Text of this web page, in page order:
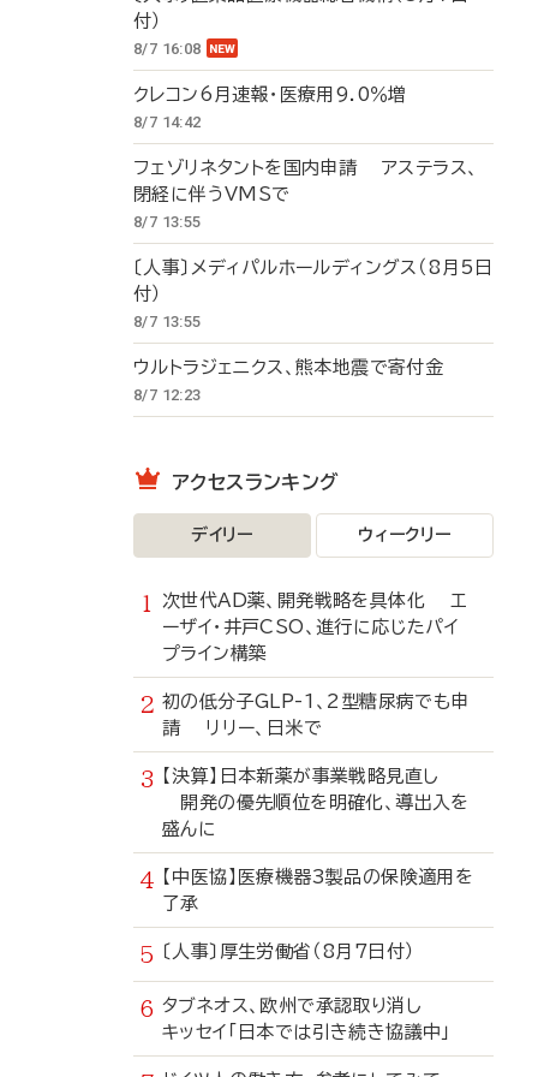
付）
8/7 16:08
クレコン6月速報・医療用9.0％増
8/7 14:42
フェゾリネタントを国内申請 アステラス、
閉経に伴うVMSで
8/7 13:55
〔人事〕メディパルホールディングス（8月5日
付）
8/7 13:55
ウルトラジェニクス、熊本地震で寄付金
8/7 12:23
アクセスランキング
デイリー ウィークリー
次世代AD薬、開発戦略を具体化 エ
ーザイ・井戸CSO、進行に応じたパイ
プライン構築
初の低分子GLP-1、2型糖尿病でも申
請 リリー、日米で
【決算】日本新薬が事業戦略見直し
開発の優先順位を明確化、導出入を
盛んに
【中医協】医療機器3製品の保険適用を
了承
〔人事〕厚生労働省（8月7日付）
タブネオス、欧州で承認取り消し
キッセイ「日本では引き続き協議中」